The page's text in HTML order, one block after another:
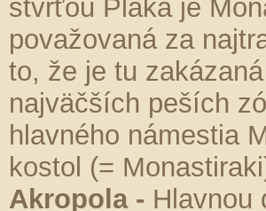
štvrťou Plaka je
považovaná za
to, že je tu
najväčších peších
hlavného námestia
kostol (=
Akropola - Hlavnou